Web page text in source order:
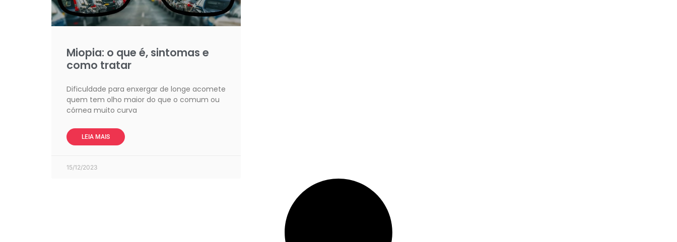
Miopia: o que é, sintomas e
como tratar
Dificuldade para enxergar de longe acomete
quem tem olho maior do que o comum ou
córnea muito curva
LEIA MAIS
15/12/2023